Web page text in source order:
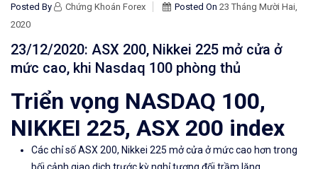
Posted By Chứng Khoán Forex Posted On 23 Tháng Mười Hai,
2020
23/12/2020: ASX 200, Nikkei 225 mở cửa ở
mức cao, khi Nasdaq 100 phòng thủ
Triển vọng NASDAQ 100,
NIKKEI 225, ASX 200 index
Các chỉ số ASX 200, Nikkei 225 mở cửa ở mức cao hơn trong